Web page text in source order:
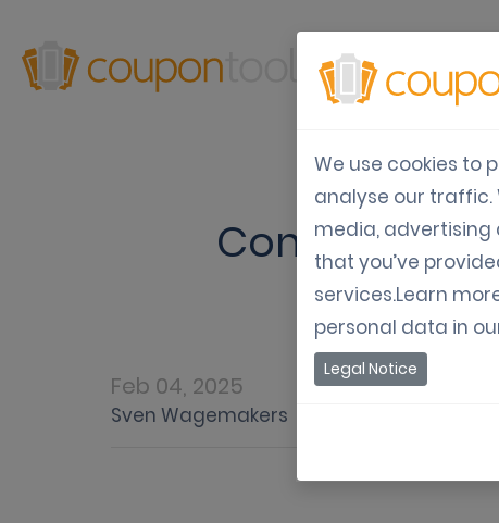
Produtos
Construindo
Feb 04, 2025
Sven Wagemakers
We use cookies to
analyse our traffic.
media,
that you’ve
services.Learn
personal data in
Legal Notice